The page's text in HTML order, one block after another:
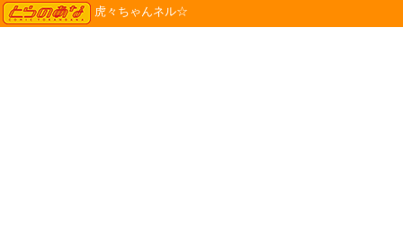
TORANOANA
虎々ちゃんネル☆